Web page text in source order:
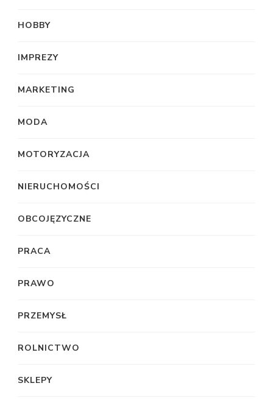
HOBBY
IMPREZY
MARKETING
MODA
MOTORYZACJA
NIERUCHOMOŚCI
OBCOJĘZYCZNE
PRACA
PRAWO
PRZEMYSŁ
ROLNICTWO
SKLEPY